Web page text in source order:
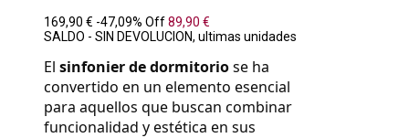
169,90 € -47,09% Off89,90 €
SALDO - SIN DEVOLUCION, ultimas unidades
El sinfonier de dormitorio se ha
convertido en un elemento esencial
para aquellos que buscan combinar
funcionalidad y estética en sus